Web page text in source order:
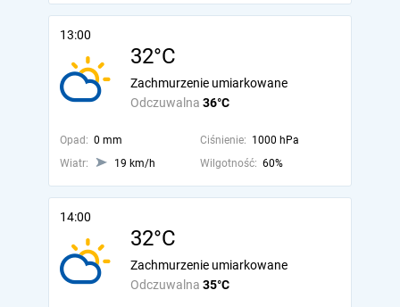
13:00
32°C
Odczuwalna 36°C
Zachmurzenie umiarkowane
Opad: 0 mm Ciśnienie: 1000 hPa
Wiatr:
19 km/h Wilgotność: 60%
14:00
32°C
Odczuwalna 35°C
Zachmurzenie umiarkowane